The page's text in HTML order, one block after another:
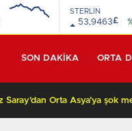
STERLİN
53,9463£
SON DAKİKA ORTA